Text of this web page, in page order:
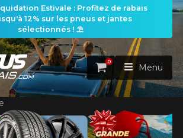
Estivale : Profitez de rabais
12% sur les pneus et jantes
sélectionnés ! ⛱️
Panier
0
Menu